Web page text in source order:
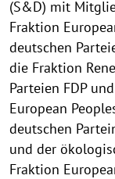
(S&D) mit
Fraktion
deutschen
die Fraktion
Parteien FDP
European
deutschen
und der
Fraktion